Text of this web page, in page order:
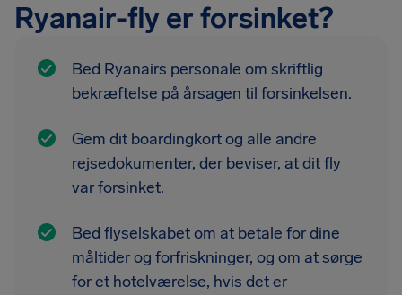
Ryanair-fly er forsinket?
Bed Ryanairs personale om skriftlig
bekræftelse på årsagen til forsinkelsen.
Gem dit boardingkort og alle andre
rejsedokumenter, der beviser, at dit fly
var forsinket.
Bed flyselskabet om at betale for dine
måltider og forfriskninger, og om at sørge
for et hotelværelse, hvis det er